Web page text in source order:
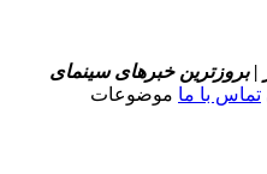
| بروزترین خبرهای سینمای
تماس با ما موضوعات